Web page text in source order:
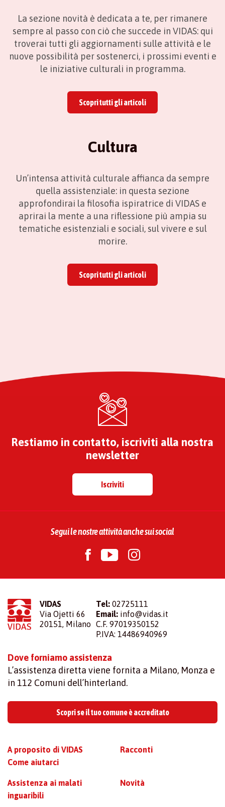
La sezione novità è dedicata a te, per rimanere
sempre al passo con ciò che succede in VIDAS: qui
troverai tutti gli aggiornamenti sulle attività e le
nuove possibilità per sostenerci, i prossimi eventi e
le iniziative culturali in programma.
Scopri tutti gli articoli
Cultura
Un’intensa attività culturale affianca da sempre
quella assistenziale: in questa sezione
approfondirai la filosofia ispiratrice di VIDAS e
aprirai la mente a una riflessione più ampia su
tematiche esistenziali e sociali, sul vivere e sul
morire.
Scopri tutti gli articoli
Restiamo in contatto, iscriviti alla nostra
newsletter
Iscriviti
Segui le nostre attività anche sui social
VIDAS
Via Ojetti 66
20151, Milano
Tel: 02725111
Email: info@vidas.it
C.F. 97019350152
P.IVA: 14486940969
Dove forniamo assistenza
L’assistenza diretta viene fornita a Milano, Monza e
in 112 Comuni dell’hinterland.
Scopri se il tuo comune è accreditato
A proposito di VIDAS
Come aiutarci
Assistenza ai malati
inguaribili
Racconti
Novità